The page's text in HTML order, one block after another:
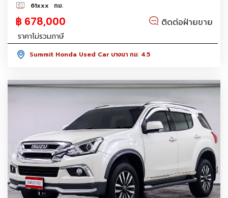
61xxx กม.
฿ 678,000 ติดต่อฝ่ายขาย
ราคาไม่รวมภาษี
Summit Honda Used Car บางนา กม. 4.5